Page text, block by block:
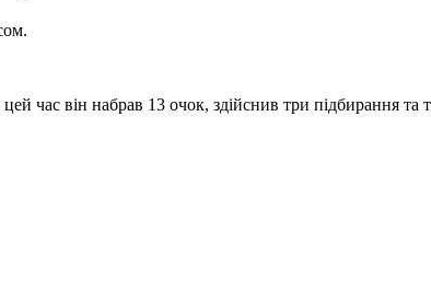
час він набрав 13 очок, здійснив три підбирання